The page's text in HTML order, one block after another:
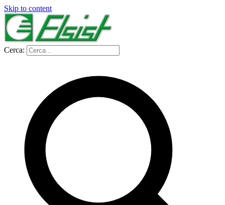
Skip to content
Cerca: